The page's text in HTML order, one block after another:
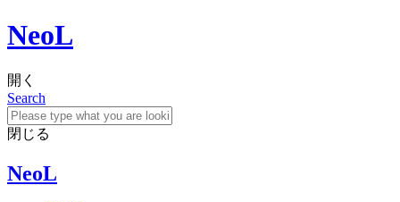
NeoL
開く
Search
閉じる
NeoL